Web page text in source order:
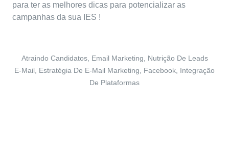
para ter as melhores dicas para potencializar as
campanhas da sua IES !
Atraindo Candidatos, Email Marketing
Nutrição De Leads
E-Mail
Estratégia De E-Mail Marketing Facebook Integração
De Plataformas